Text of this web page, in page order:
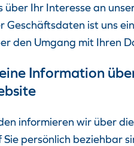
über Ihr Interesse an
Geschäftsdaten ist uns
den Umgang mit Ihren
Information
informieren wir über
Sie persönlich beziehbar